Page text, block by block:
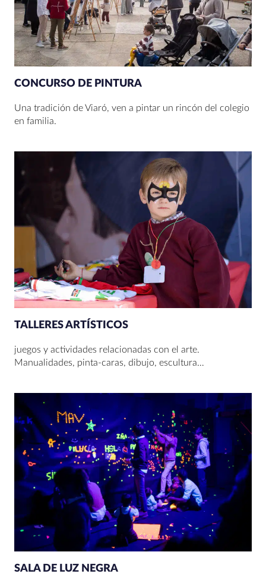
CONCURSO DE PINTURA
Una tradición de Viaró, ven a pintar un rincón del colegio
en familia.
TALLERES ARTÍSTICOS
juegos y actividades relacionadas con el arte.
Manualidades, pinta-caras, dibujo, escultura…
SALA DE LUZ NEGRA